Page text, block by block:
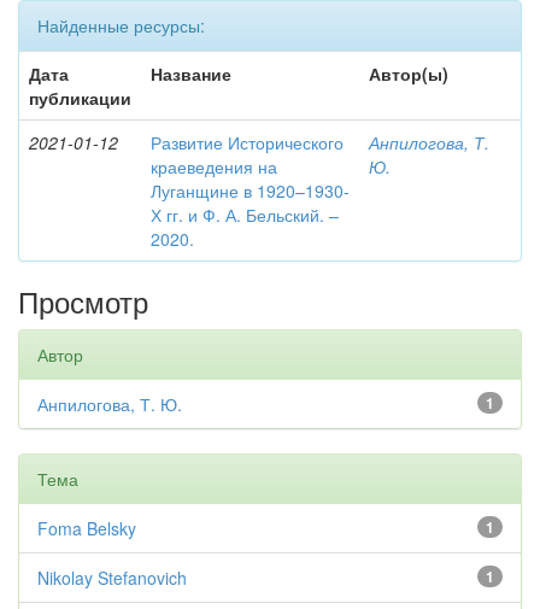
Найденные ресурсы:
Дата
публикации
Название Автор(ы)
2021-01-12
Развитие Исторического
краеведения на
Луганщине в 1920–1930-
Х гг. и Ф. А. Бельский. –
2020.
Анпилогова, Т.
Ю.
Просмотр
Автор
1
Анпилогова, Т. Ю.
Тема
1
Foma Belsky
1
Nikolay Stefanovich